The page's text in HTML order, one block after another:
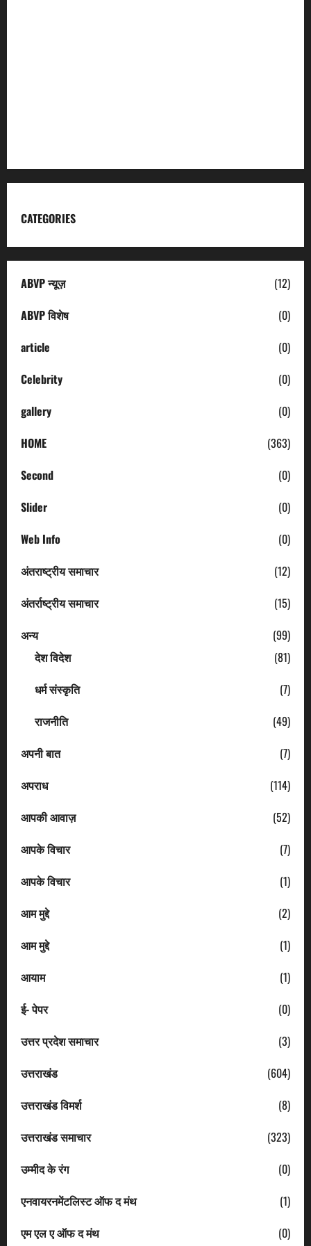
CATEGORIES
ABVP न्यूज़
(12)
ABVP विशेष
(0)
article
(0)
Celebrity
(0)
gallery
(0)
HOME
(363)
Second
(0)
Slider
(0)
Web Info
(0)
अंतराष्ट्रीय समाचार
(12)
अंतर्राष्ट्रीय समाचार
(15)
अन्य
(99)
देश विदेश
(81)
धर्म संस्कृति
(7)
राजनीति
(49)
अपनी बात
(7)
अपराध
(114)
आपकी आवाज़
(52)
आपके विचार
(7)
आपके विचार
(1)
आम मुद्दे
(2)
आम मुद्दे
(1)
आयाम
(1)
ई- पेपर
(0)
उत्तर प्रदेश समाचार
(3)
उत्तराखंड
(604)
उत्तराखंड विमर्श
(8)
उत्तराखंड समाचार
(323)
उम्मीद के रंग
(0)
एनवायरनमेंटलिस्ट ऑफ द मंथ
(1)
एम एल ए ऑफ द मंथ
(0)